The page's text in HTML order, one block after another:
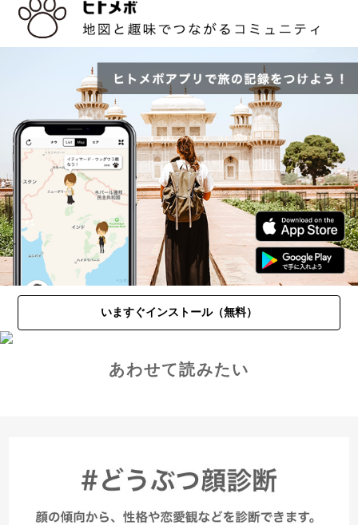
いますぐインストール（無料）
あわせて読みたい